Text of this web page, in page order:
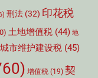
刑法 (32) 印花税
土地增值税 (44) 地
城市维护建设税 (45)
增值税 (19) 契